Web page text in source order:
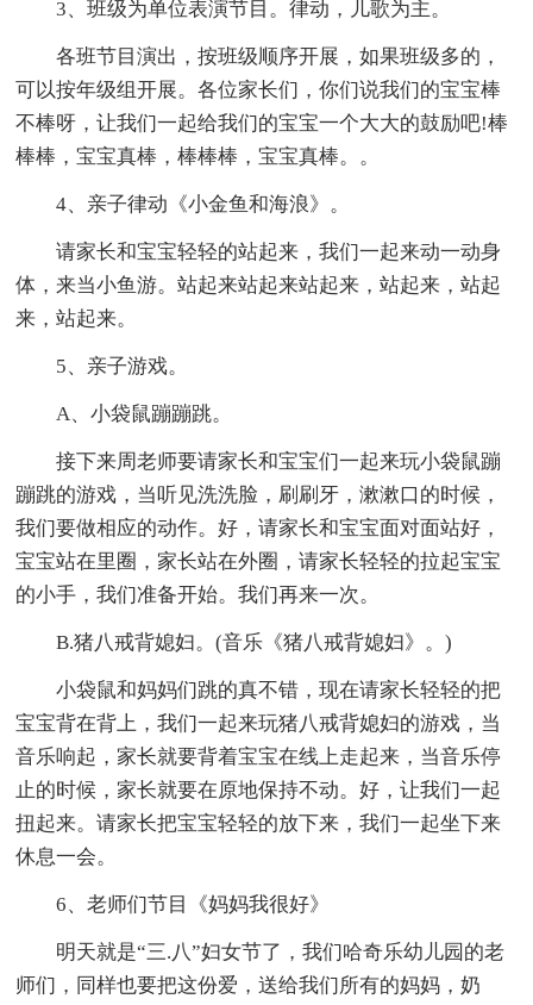
3、班级为单位表演节目。律动，儿歌为主。
各班节目演出，按班级顺序开展，如果班级多的，
可以按年级组开展。各位家长们，你们说我们的宝宝棒
不棒呀，让我们一起给我们的宝宝一个大大的鼓励吧!棒
棒棒，宝宝真棒，棒棒棒，宝宝真棒。。
4、亲子律动《小金鱼和海浪》。
请家长和宝宝轻轻的站起来，我们一起来动一动身
体，来当小鱼游。站起来站起来站起来，站起来，站起
来，站起来。
5、亲子游戏。
A、小袋鼠蹦蹦跳。
接下来周老师要请家长和宝宝们一起来玩小袋鼠蹦
蹦跳的游戏，当听见洗洗脸，刷刷牙，漱漱口的时候，
我们要做相应的动作。好，请家长和宝宝面对面站好，
宝宝站在里圈，家长站在外圈，请家长轻轻的拉起宝宝
的小手，我们准备开始。我们再来一次。
B.猪八戒背媳妇。(音乐《猪八戒背媳妇》。)
小袋鼠和妈妈们跳的真不错，现在请家长轻轻的把
宝宝背在背上，我们一起来玩猪八戒背媳妇的游戏，当
音乐响起，家长就要背着宝宝在线上走起来，当音乐停
止的时候，家长就要在原地保持不动。好，让我们一起
扭起来。请家长把宝宝轻轻的放下来，我们一起坐下来
休息一会。
6、老师们节目《妈妈我很好》
明天就是“三.八”妇女节了，我们哈奇乐幼儿园的老
师们，同样也要把这份爱，送给我们所有的妈妈，奶